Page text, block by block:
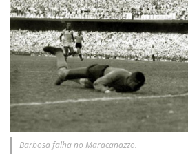
Barbosa falha no Maracanazzo.